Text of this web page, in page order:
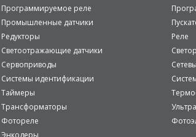
Программируемое реле
Промышленные датчики
Редукторы
Реле
Светоотражающие датчики
Сервоприводы
Системы идентификации
Таймеры
Трансформаторы
Фотореле
Энкодеры